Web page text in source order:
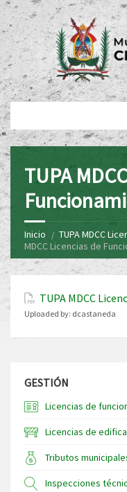
TUPA
Inicio TUPA MDCC
MDCC Licencias de
TUPA MDCC
Uploaded by: dcastaneda
GESTIÓN
Licencias de
Licencias de
Tributos
Inspecciones